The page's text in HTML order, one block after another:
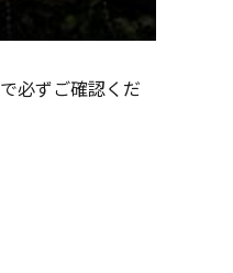
で必ずご確認くだ